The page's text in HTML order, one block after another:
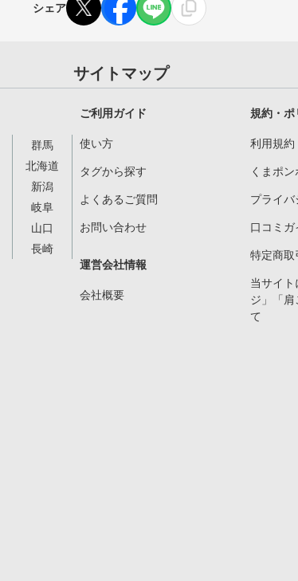
シェア
群馬
北海道
新潟
岐阜
山口
長崎
サイトマップ
ご利用ガイド
使い方
タグから探す
よくあるご質問
お問い合わせ
運営会社情報
会社概要
規約・ポ
利用規約
くまポ
プライバ
口コミガ
特定商取
当サイト
ジ」「
て